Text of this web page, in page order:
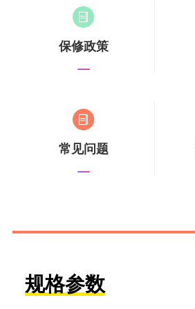
保修政策
常见问题
规格参数